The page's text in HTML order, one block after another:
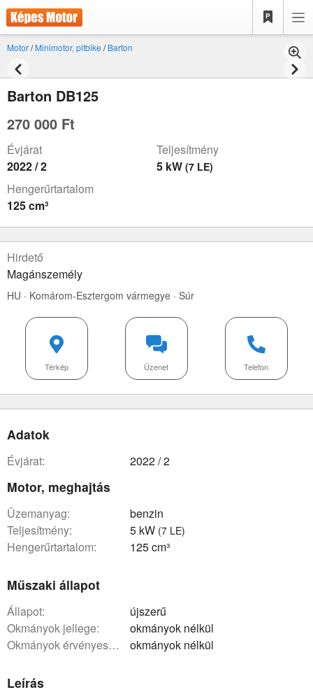
Motor/Minimotor, pitbike /Barton
Barton DB125
270 000 Ft
Évjárat
2022 / 2
Teljesítmény
5 kW (7 LE)
Hengerűrtartalom
125 cm³
Hirdető
Magánszemély
HU · Komárom-Esztergom vármegye · Súr
Telefon
Üzenet
Térkép
Adatok
évjárat: 2022 / 2
Motor, meghajtás
üzemanyag:
benzin
teljesítmény:
5 kW (7 LE)
hengerűrtartalom: 125 cm³
Műszaki állapot
állapot:
újszerű
okmányok jellege:
okmányok nélkül
okmányok érvényessége:
okmányok nélkül
Leírás